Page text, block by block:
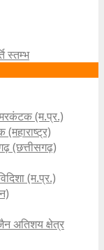
स्तम्भ
(म.प्र.)
(महाराष्ट्र)
(छत्तीसगढ़)
(म.प्र.)
अतिशय क्षे‍त्र